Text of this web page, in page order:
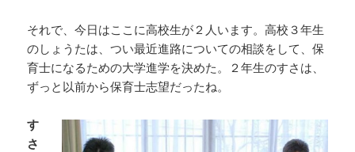
それで、今日はここに高校生が２人います。高校３年生
のしょうたは、つい最近進路についての相談をして、保
育士になるための大学進学を決めた。２年生のすさは、
ずっと以前から保育士志望だったね。
す
さ